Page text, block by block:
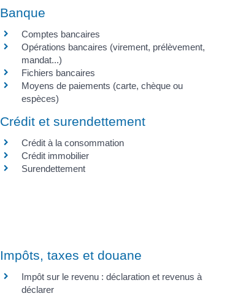
Banque
Comptes bancaires
Opérations bancaires (virement, prélèvement,
mandat...)
Fichiers bancaires
Moyens de paiements (carte, chèque ou
espèces)
Crédit et surendettement
Crédit à la consommation
Crédit immobilier
Surendettement
Impôts, taxes et douane
Impôt sur le revenu : déclaration et revenus à
déclarer